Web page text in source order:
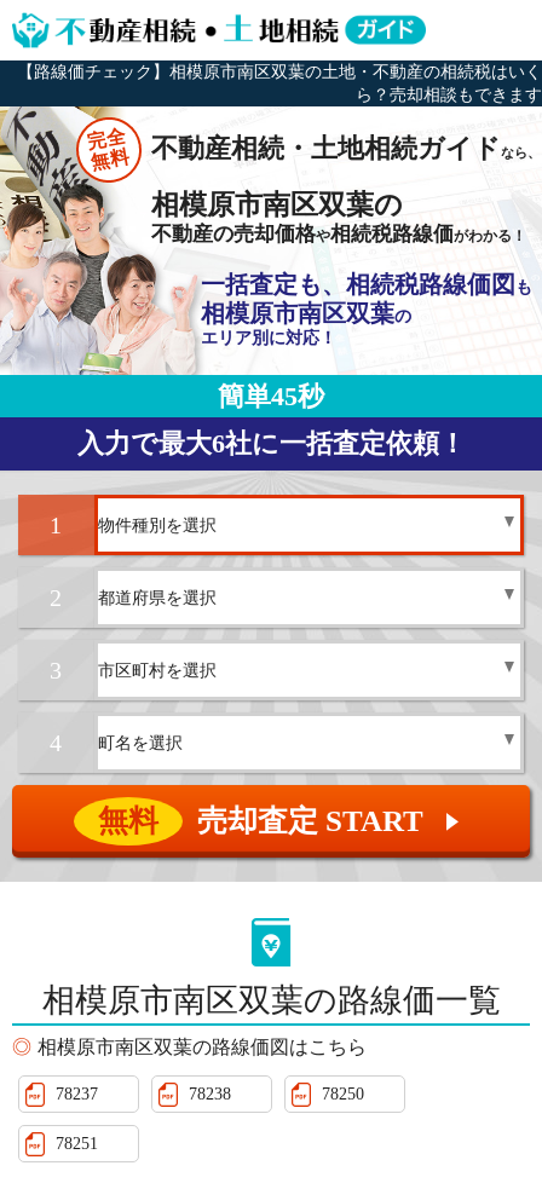
【路線価チェック】相模原市南区双葉の土地・不動産の相続税はいく
ら？売却相談もできます
完全
無料 不動産相続・土地相続ガイドなら、
相模原市南区双葉の
不動産の売却価格や相続税路線価がわかる！
一括査定も、相続税路線価図 も
相模原市南区双葉の
エリア別に対応！
簡単45秒
入力で最大6社に一括査定依頼！
1
2
3
4
無料 売却査定 START ▲
相模原市南区双葉の路線価一覧
相模原市南区双葉の路線価図はこちら
78237 78238 78250
78251